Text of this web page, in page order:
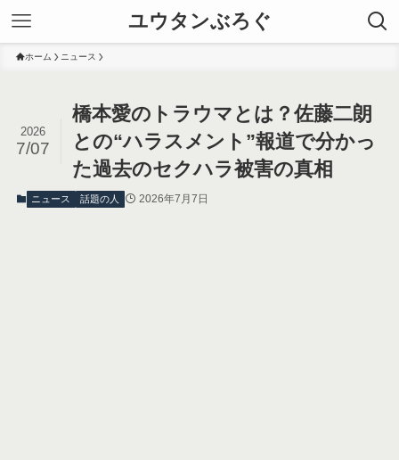
ユウタンぶろぐ
ホーム ニュース
橋本愛のトラウマとは？佐藤二朗
との“ハラスメント”報道で分かっ
た過去のセクハラ被害の真相
2026
7/07
ニュース 話題の人 2026年7月7日